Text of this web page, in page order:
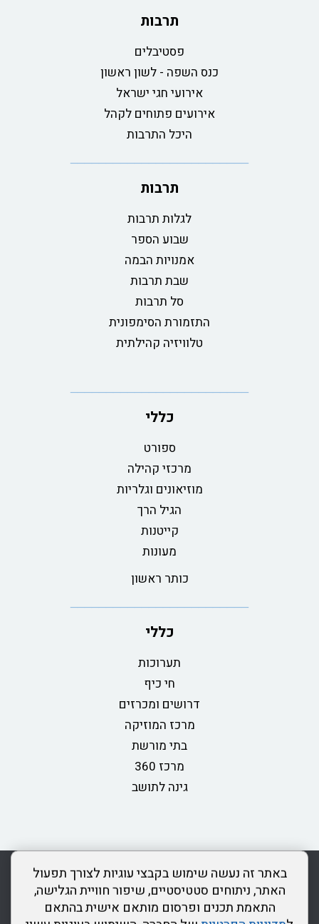
באתר זה נעשה שימוש בקבצי עוגיות לצורך תפעול
האתר, ניתוחים סטטיסטיים, שיפור חוויית הגלישה,
התאמת תכנים ופרסום מותאם אישית בהתאם
תרבות
פסטיבלים
כנס השפה - לשון ראשון
אירועי חגי ישראל
אירועים פתוחים לקהל
היכל התרבות
תרבות
לגלות תרבות
שבוע הספר
אמנויות הבמה
שבת תרבות
סל תרבות
התזמורת הסימפונית
טלוויזיה קהילתית
כללי
ספורט
מרכזי קהילה
מוזיאונים וגלריות
הגיל הרך
קייטנות
מעונות
כותר ראשון
כללי
תערוכות
חי כיף
דרושים ומכרזים
מרכז המוזיקה
בתי מורשת
מרכז 360
גינה לתושב
rss מדיניות פרטיות מפת אתר צור קשר
כותר ראשון
הצהרת נגישות